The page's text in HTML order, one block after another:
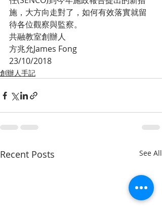
施，大方向走對了，如何有效落實就留
待各位觀察與監察。
共融教室創辦人
方兆允James Fong
23/10/2018
創辦人手記
Recent Posts See All